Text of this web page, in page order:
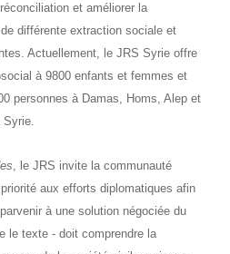
et améliorer la
différente extraction sociale et
Actuellement, le JRS Syrie offre
à 9800 enfants et femmes et
personnes à Damas, Homs, Alep et
Syrie.
, le JRS invite la communauté
aux efforts diplomatiques afin
à une solution négociée du
le texte - doit comprendre la